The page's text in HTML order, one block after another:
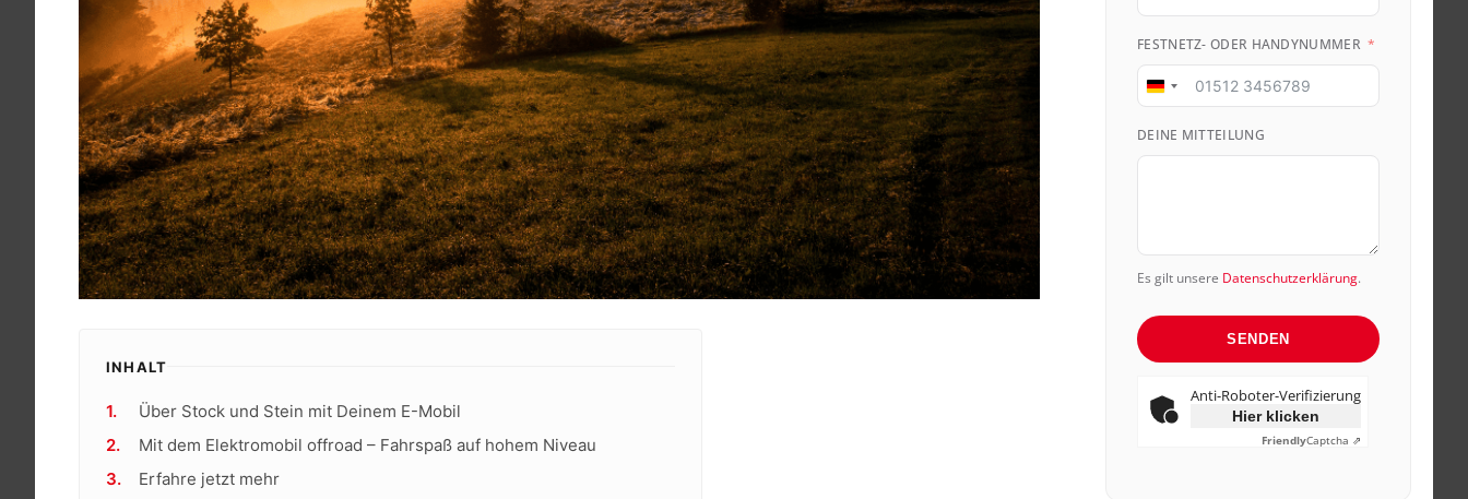
INHALT
Über Stock und Stein mit Deinem E-Mobil
Mit dem Elektromobil offroad – Fahrspaß auf hohem Niveau
Erfahre jetzt mehr
FESTNETZ- ODER HANDYNUMMER
Germany
DEINE MITTEILUNG
Es gilt unsere Datenschutzerklärung.
SENDEN
Anti-Roboter-Verifizierung
Hier klicken
FriendlyCaptcha ⇗